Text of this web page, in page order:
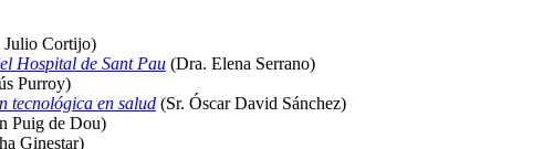
Cortijo)
Hospital de Sant Pau (Dra. Elena Serrano)
Purroy)
tecnológica en salud (Sr. Óscar David Sánchez)
Puig de Dou)
Ginestar)